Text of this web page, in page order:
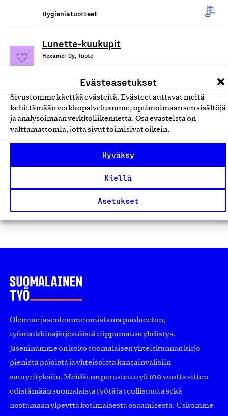
Evästeasetukset
Sivustomme käyttää evästeitä. Evästeet auttavat meitä
kehittämään verkkopalveluamme, optimoimaan sen sisältöjä
ja analysoimaan verkkoliikennettä. Osa evästeistä on
välttämättömiä, jotta sivut toimisivat oikein.
Hyväksy
Kiellä
Asetukset
Hygieniatuotteet
Lunette-kuukupit
Hexamer Oy, Tuote
Septidin, antiseptinen
haavanpuhdistusliuos
Oy Septidin Ab, Tuote
Pienen Saippuapajan tuotteet
Pieni Saippuapaja, Tuote
Olemme jäsentemme omistama puolueeton,
työmarkkinajärjestöistä riippumaton yhdistys.
Jäseninämme on koko suomalaisen yhteiskunnan kirjo
pienistä pajoista ja yhteisöistä kansainvälisiin
suuryrityksiin. Meidät on perustettu yli 100 vuotta sitten
edistämään suomalaista työtä ja teollisuutta sekä
nostamaan ylpeyttä kotimaisesta osaamisesta. Uskomme